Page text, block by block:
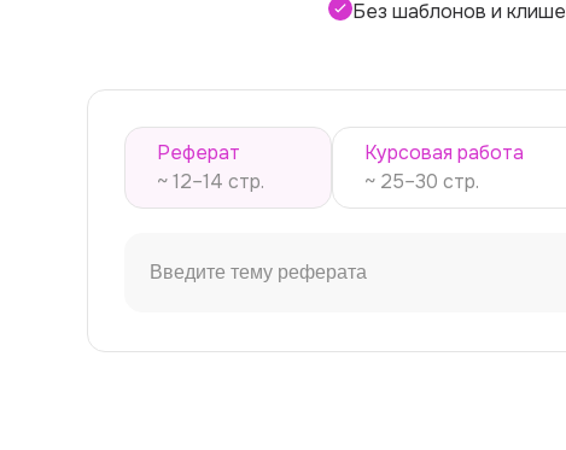
Без шаблонов и клише
Реферат
~ 12–14 стр.
Курсовая работа
~ 25–30 стр.